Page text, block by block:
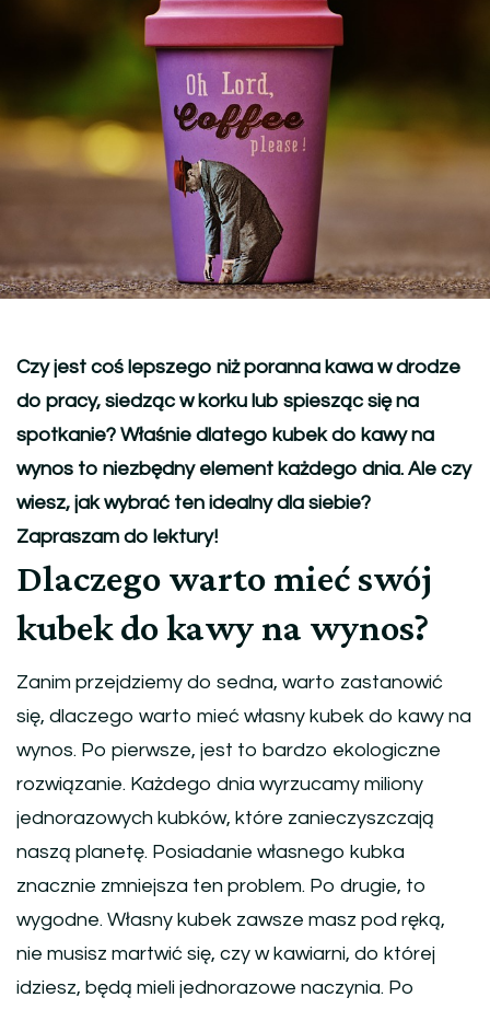
Czy jest coś lepszego niż poranna kawa w drodze
do pracy, siedząc w korku lub spiesząc się na
spotkanie? Właśnie dlatego kubek do kawy na
wynos to niezbędny element każdego dnia. Ale czy
wiesz, jak wybrać ten idealny dla siebie?
Zapraszam do lektury!
Dlaczego warto mieć swój
kubek do kawy na wynos?
Zanim przejdziemy do sedna, warto zastanowić
się, dlaczego warto mieć własny kubek do kawy na
wynos. Po pierwsze, jest to bardzo ekologiczne
rozwiązanie. Każdego dnia wyrzucamy miliony
jednorazowych kubków, które zanieczyszczają
naszą planetę. Posiadanie własnego kubka
znacznie zmniejsza ten problem. Po drugie, to
wygodne. Własny kubek zawsze masz pod ręką,
nie musisz martwić się, czy w kawiarni, do której
idziesz, będą mieli jednorazowe naczynia. Po